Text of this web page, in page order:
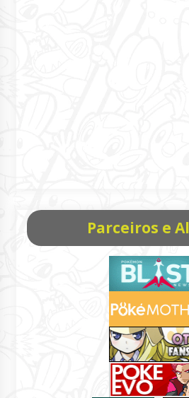
Parceiros e